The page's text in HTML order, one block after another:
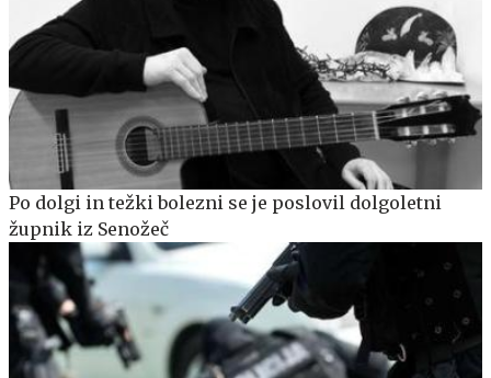
Po dolgi in težki bolezni se je poslovil dolgoletni
župnik iz Senožeč